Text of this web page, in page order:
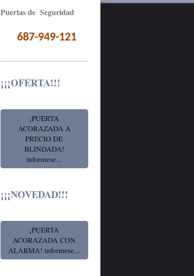
Puertas de Seguridad
687-949-121
¡¡¡OFERTA!!!
¡PUERTA
ACORAZADA A
PRECIO DE
BLINDADA!
informese...
¡¡¡NOVEDAD!!!
¡PUERTA
ACORAZADA CON
ALARMA! informese...